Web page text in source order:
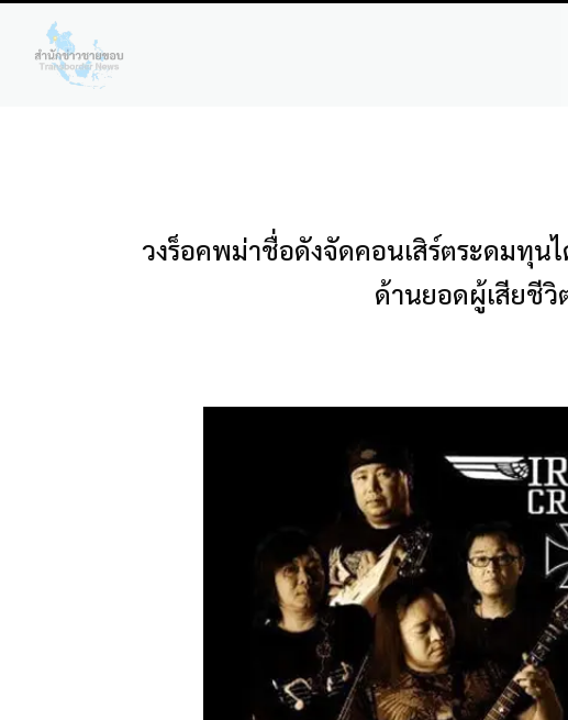
วงร็อคพม่าชื่อดังจัดคอนเสิร์ตระดมทุน
ด้านยอดผู้เสียชีวิ